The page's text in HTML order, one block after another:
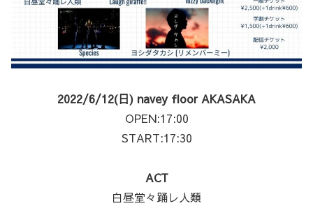
2022/6/12(日) navey floor AKASAKA
OPEN:17:00
START:17:30
ACT
白昼堂々踊レ人類